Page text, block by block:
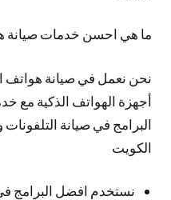
ما هي احسن خدمات صيانة
نحن نعمل في صيانة هواتف
أجهزة الهواتف الذكية مع
البرامج في صيانة
الكويت
نستخدم افضل البرامج